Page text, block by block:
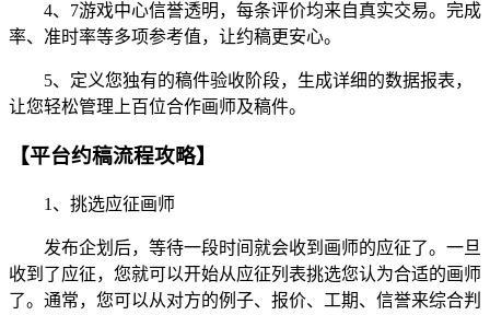
4、7游戏中心信誉透明，每条评价均来自真实交易。完成
率、准时率等多项参考值，让约稿更安心。
5、定义您独有的稿件验收阶段，生成详细的数据报表，
让您轻松管理上百位合作画师及稿件。
【平台约稿流程攻略】
1、挑选应征画师
发布企划后，等待一段时间就会收到画师的应征了。一旦
收到了应征，您就可以开始从应征列表挑选您认为合适的画师
了。通常，您可以从对方的例子、报价、工期、信誉来综合判